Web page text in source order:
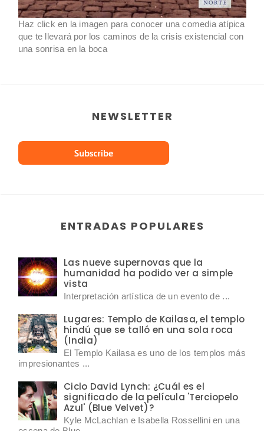
Haz click en la imagen para conocer una comedia atípica
que te llevará por los caminos de la crisis existencial con
una sonrisa en la boca
NEWSLETTER
ENTRADAS POPULARES
Las nueve supernovas que la
humanidad ha podido ver a simple
vista
Interpretación artística de un evento de ...
Lugares: Templo de Kailasa, el templo
hindú que se talló en una sola roca
(India)
El Templo Kailasa es uno de los templos más
impresionantes ...
Ciclo David Lynch: ¿Cuál es el
significado de la película 'Terciopelo
Azul' (Blue Velvet)?
Kyle McLachlan e Isabella Rossellini en una